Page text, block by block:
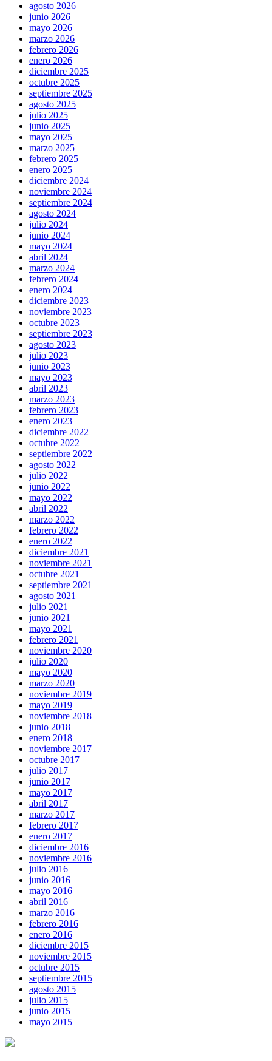
agosto 2026
junio 2026
mayo 2026
marzo 2026
febrero 2026
enero 2026
diciembre 2025
octubre 2025
septiembre 2025
agosto 2025
julio 2025
junio 2025
mayo 2025
marzo 2025
febrero 2025
enero 2025
diciembre 2024
noviembre 2024
septiembre 2024
agosto 2024
julio 2024
junio 2024
mayo 2024
abril 2024
marzo 2024
febrero 2024
enero 2024
diciembre 2023
noviembre 2023
octubre 2023
septiembre 2023
agosto 2023
julio 2023
junio 2023
mayo 2023
abril 2023
marzo 2023
febrero 2023
enero 2023
diciembre 2022
octubre 2022
septiembre 2022
agosto 2022
julio 2022
junio 2022
mayo 2022
abril 2022
marzo 2022
febrero 2022
enero 2022
diciembre 2021
noviembre 2021
octubre 2021
septiembre 2021
agosto 2021
julio 2021
junio 2021
mayo 2021
febrero 2021
noviembre 2020
julio 2020
mayo 2020
marzo 2020
noviembre 2019
mayo 2019
noviembre 2018
junio 2018
enero 2018
noviembre 2017
octubre 2017
julio 2017
junio 2017
mayo 2017
abril 2017
marzo 2017
febrero 2017
enero 2017
diciembre 2016
noviembre 2016
julio 2016
junio 2016
mayo 2016
abril 2016
marzo 2016
febrero 2016
enero 2016
diciembre 2015
noviembre 2015
octubre 2015
septiembre 2015
agosto 2015
julio 2015
junio 2015
mayo 2015